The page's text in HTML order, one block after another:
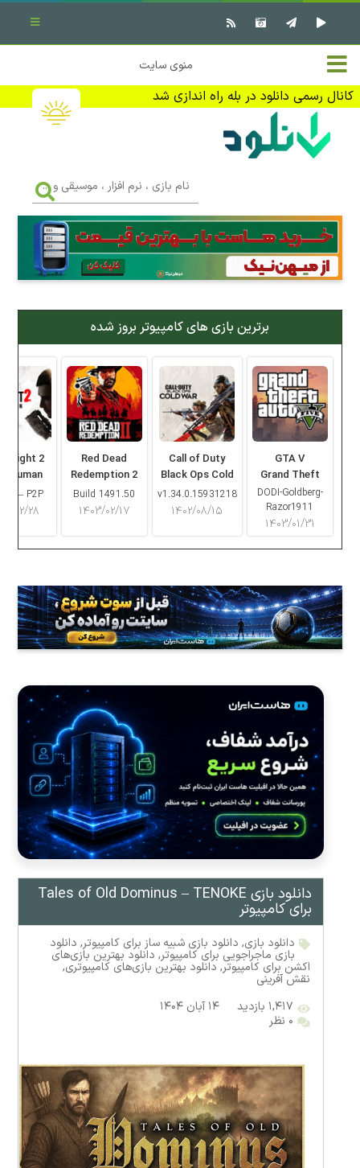
خانه
تماس با ما
تبلیغات
منوی سایت
کانال رسمی دانلود در بله راه اندازی شد
✖ بستن منو
نرم افزار کامپیوتر
بازی کامپیوتر
کتاب
جهت دریافت آخرین اخبار و اطلاعات ما را در کانال رسمی دانلود در
بله دنبال کنید (ورود)
بازی
،
نرم
افزار
،
موسیقی
...
برترین بازی های کامپیوتر بروز شده
GTA V
Grand Theft
Auto V
DODI-Goldberg-
Razor1911
۱۴۰۳/۰۱/۳۱
Call of Duty
Black Ops Cold
War
v1.34.0.15931218
۱۴۰۲/۰۸/۱۵
Red Dead
Redemption 2
Build 1491.50
۱۴۰۳/۰۲/۱۷
Light 2
Human
– P2P
۱۴۰۳/
دانلود بازی Tales of Old Dominus – TENOKE
برای کامپیوتر
دانلود بازی, دانلود بازی شبیه ساز برای کامپیوتر, دانلود
بازی ماجراجویی برای کامپیوتر, دانلود بهترین بازی‌های
اکشن برای کامپیوتر, دانلود بهترین بازی‌های کامپیوتری,
نقش آفرینی
۱,۴۱۷ بازدید
۱۴ آبان ۱۴۰۴
۰ نظر